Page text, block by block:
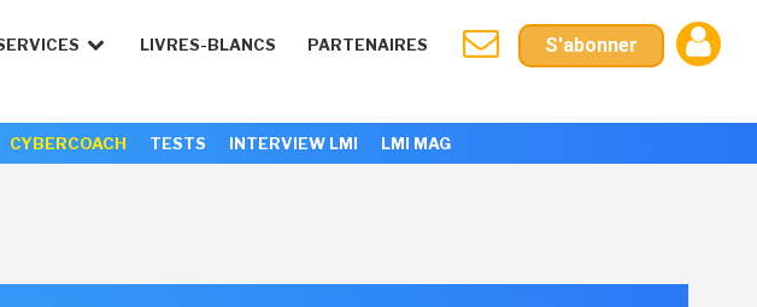
LIVRES-BLANCS PARTENAIRES S'abonner
CYBERCOACH TESTS INTERVIEW LMI LMI MAG